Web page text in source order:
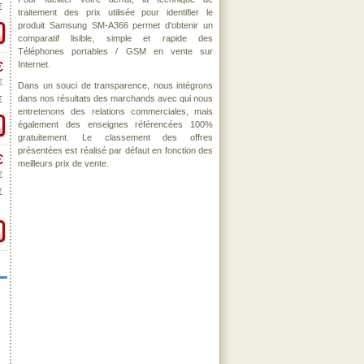
traitement des prix utilisée pour identifier le
produit Samsung SM-A366 permet d'obtenir un
comparatif lisible, simple et rapide des
Téléphones portables / GSM en vente sur
Internet.
Dans un souci de transparence, nous intégrons
dans nos résultats des marchands avec qui nous
entretenons des relations commerciales, mais
également des enseignes référencées 100%
gratuitement. Le classement des offres
présentées est réalisé par défaut en fonction des
meilleurs prix de vente.